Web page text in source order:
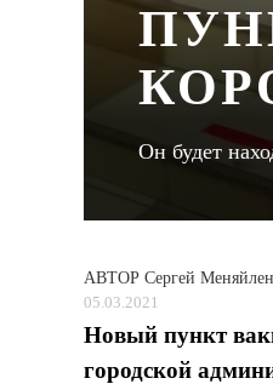
Он будет
АВТОР Сергей
05.03.2021
Новый пункт
городской